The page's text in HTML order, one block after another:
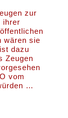
zur
ihrer
wären sie
dazu
Zeugen
vom
…